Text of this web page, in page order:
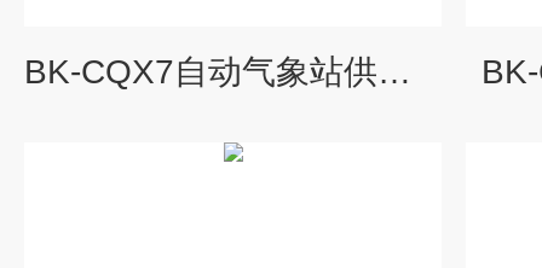
BK-CQX7自动气象站供应厂家